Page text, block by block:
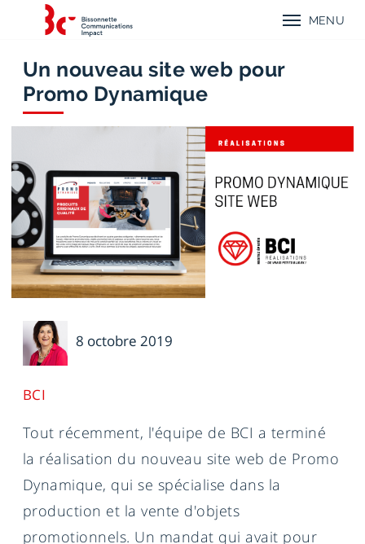
Un nouveau site web pour
Promo Dynamique
Voyer
8 octobre 2019
BCI
Tout récemment, l'équipe de BCI a terminé
la réalisation du nouveau site web de Promo
Dynamique, qui se spécialise dans la
production et la vente d'objets
promotionnels. Un mandat qui avait pour
contenu
Bissonnette
Communications
Impact
MENU